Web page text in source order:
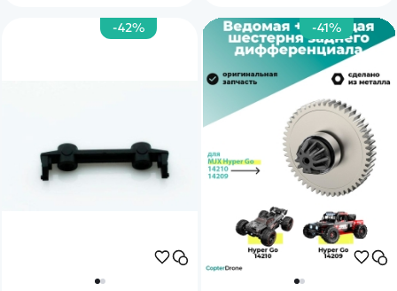
-42% -41%